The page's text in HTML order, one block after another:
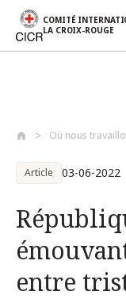
COMITÉ
LA CROIX-ROUGE
Où nous
Article 03-06-2022
entre